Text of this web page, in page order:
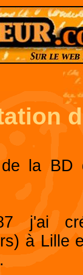
la BD
j'ai
à Lille